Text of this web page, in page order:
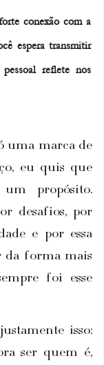
conexão com a
espera transmitir
reflete nos
uma marca de
eu quis que
propósito.
desafios, por
e por essa
da forma mais
foi esse
isso:
ser quem é,